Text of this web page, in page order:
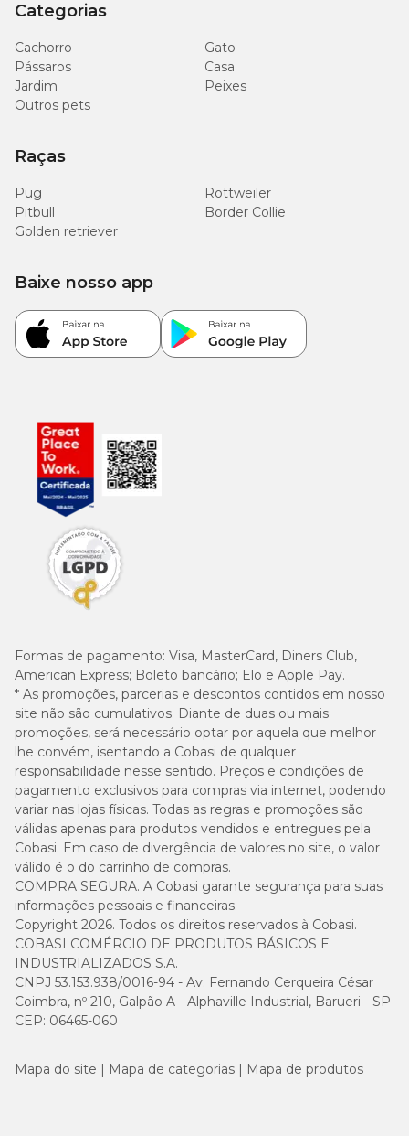
Categorias
Cachorro
Gato
Pássaros
Casa
Jardim
Peixes
Outros pets
Raças
Pug
Rottweiler
Pitbull
Border Collie
Golden retriever
Formas de pagamento: Visa, MasterCard, Diners Club,
American Express; Boleto bancário; Elo e Apple Pay.
* As promoções, parcerias e descontos contidos em nosso
site não são cumulativos. Diante de duas ou mais
promoções, será necessário optar por aquela que melhor
lhe convém, isentando a Cobasi de qualquer
responsabilidade nesse sentido. Preços e condições de
pagamento exclusivos para compras via internet, podendo
variar nas lojas físicas. Todas as regras e promoções são
válidas apenas para produtos vendidos e entregues pela
Cobasi. Em caso de divergência de valores no site, o valor
válido é o do carrinho de compras.
COMPRA SEGURA. A Cobasi garante segurança para suas
informações pessoais e financeiras.
Copyright 2026. Todos os direitos reservados à Cobasi.
COBASI COMÉRCIO DE PRODUTOS BÁSICOS E
INDUSTRIALIZADOS S.A.
CNPJ 53.153.938/0016-94 - Av. Fernando Cerqueira César
Coimbra, nº 210, Galpão A - Alphaville Industrial, Barueri - SP
CEP: 06465-060
Baixe nosso app
Mapa do site Mapa de categorias Mapa de produtos